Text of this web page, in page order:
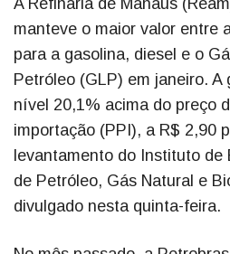
A Refinaria de Manaus
manteve o maior valor entre
para a gasolina, diesel e o
Petróleo (GLP) em janeiro. A
nível 20,1% acima do preço
importação (PPI), a R$ 2,90
levantamento do Instituto
de Petróleo, Gás Natural e
divulgado nesta quinta-feira.